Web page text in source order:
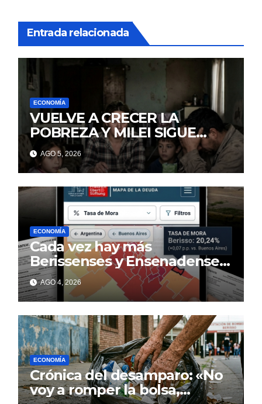
Entrada relacionada
ECONOMÍA
VUELVE A CRECER LA
POBREZA Y MILEI SIGUE
MINTIENDO
AGO 5, 2026
ECONOMÍA
Cada vez hay más
Berissenses y Ensenadenses
con deudas incobrables
AGO 4, 2026
ECONOMÍA
Crónica del desamparo: «No
voy a romper la bolsa,